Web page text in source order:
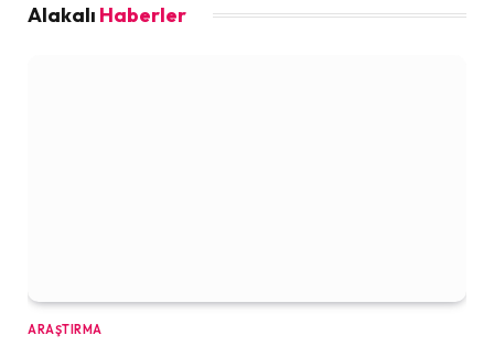
Alakalı Haberler
ARAŞTIRMA